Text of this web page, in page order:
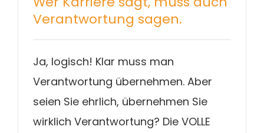
Verantwortung sagen.
Ja, logisch! Klar muss man
Verantwortung übernehmen. Aber
seien Sie ehrlich, übernehmen Sie
wirklich Verantwortung? Die VOLLE